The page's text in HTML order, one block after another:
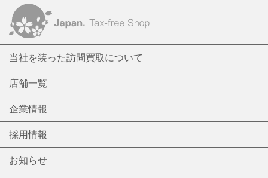
当社を装った訪問買取について
店舗一覧
企業情報
採用情報
お知らせ